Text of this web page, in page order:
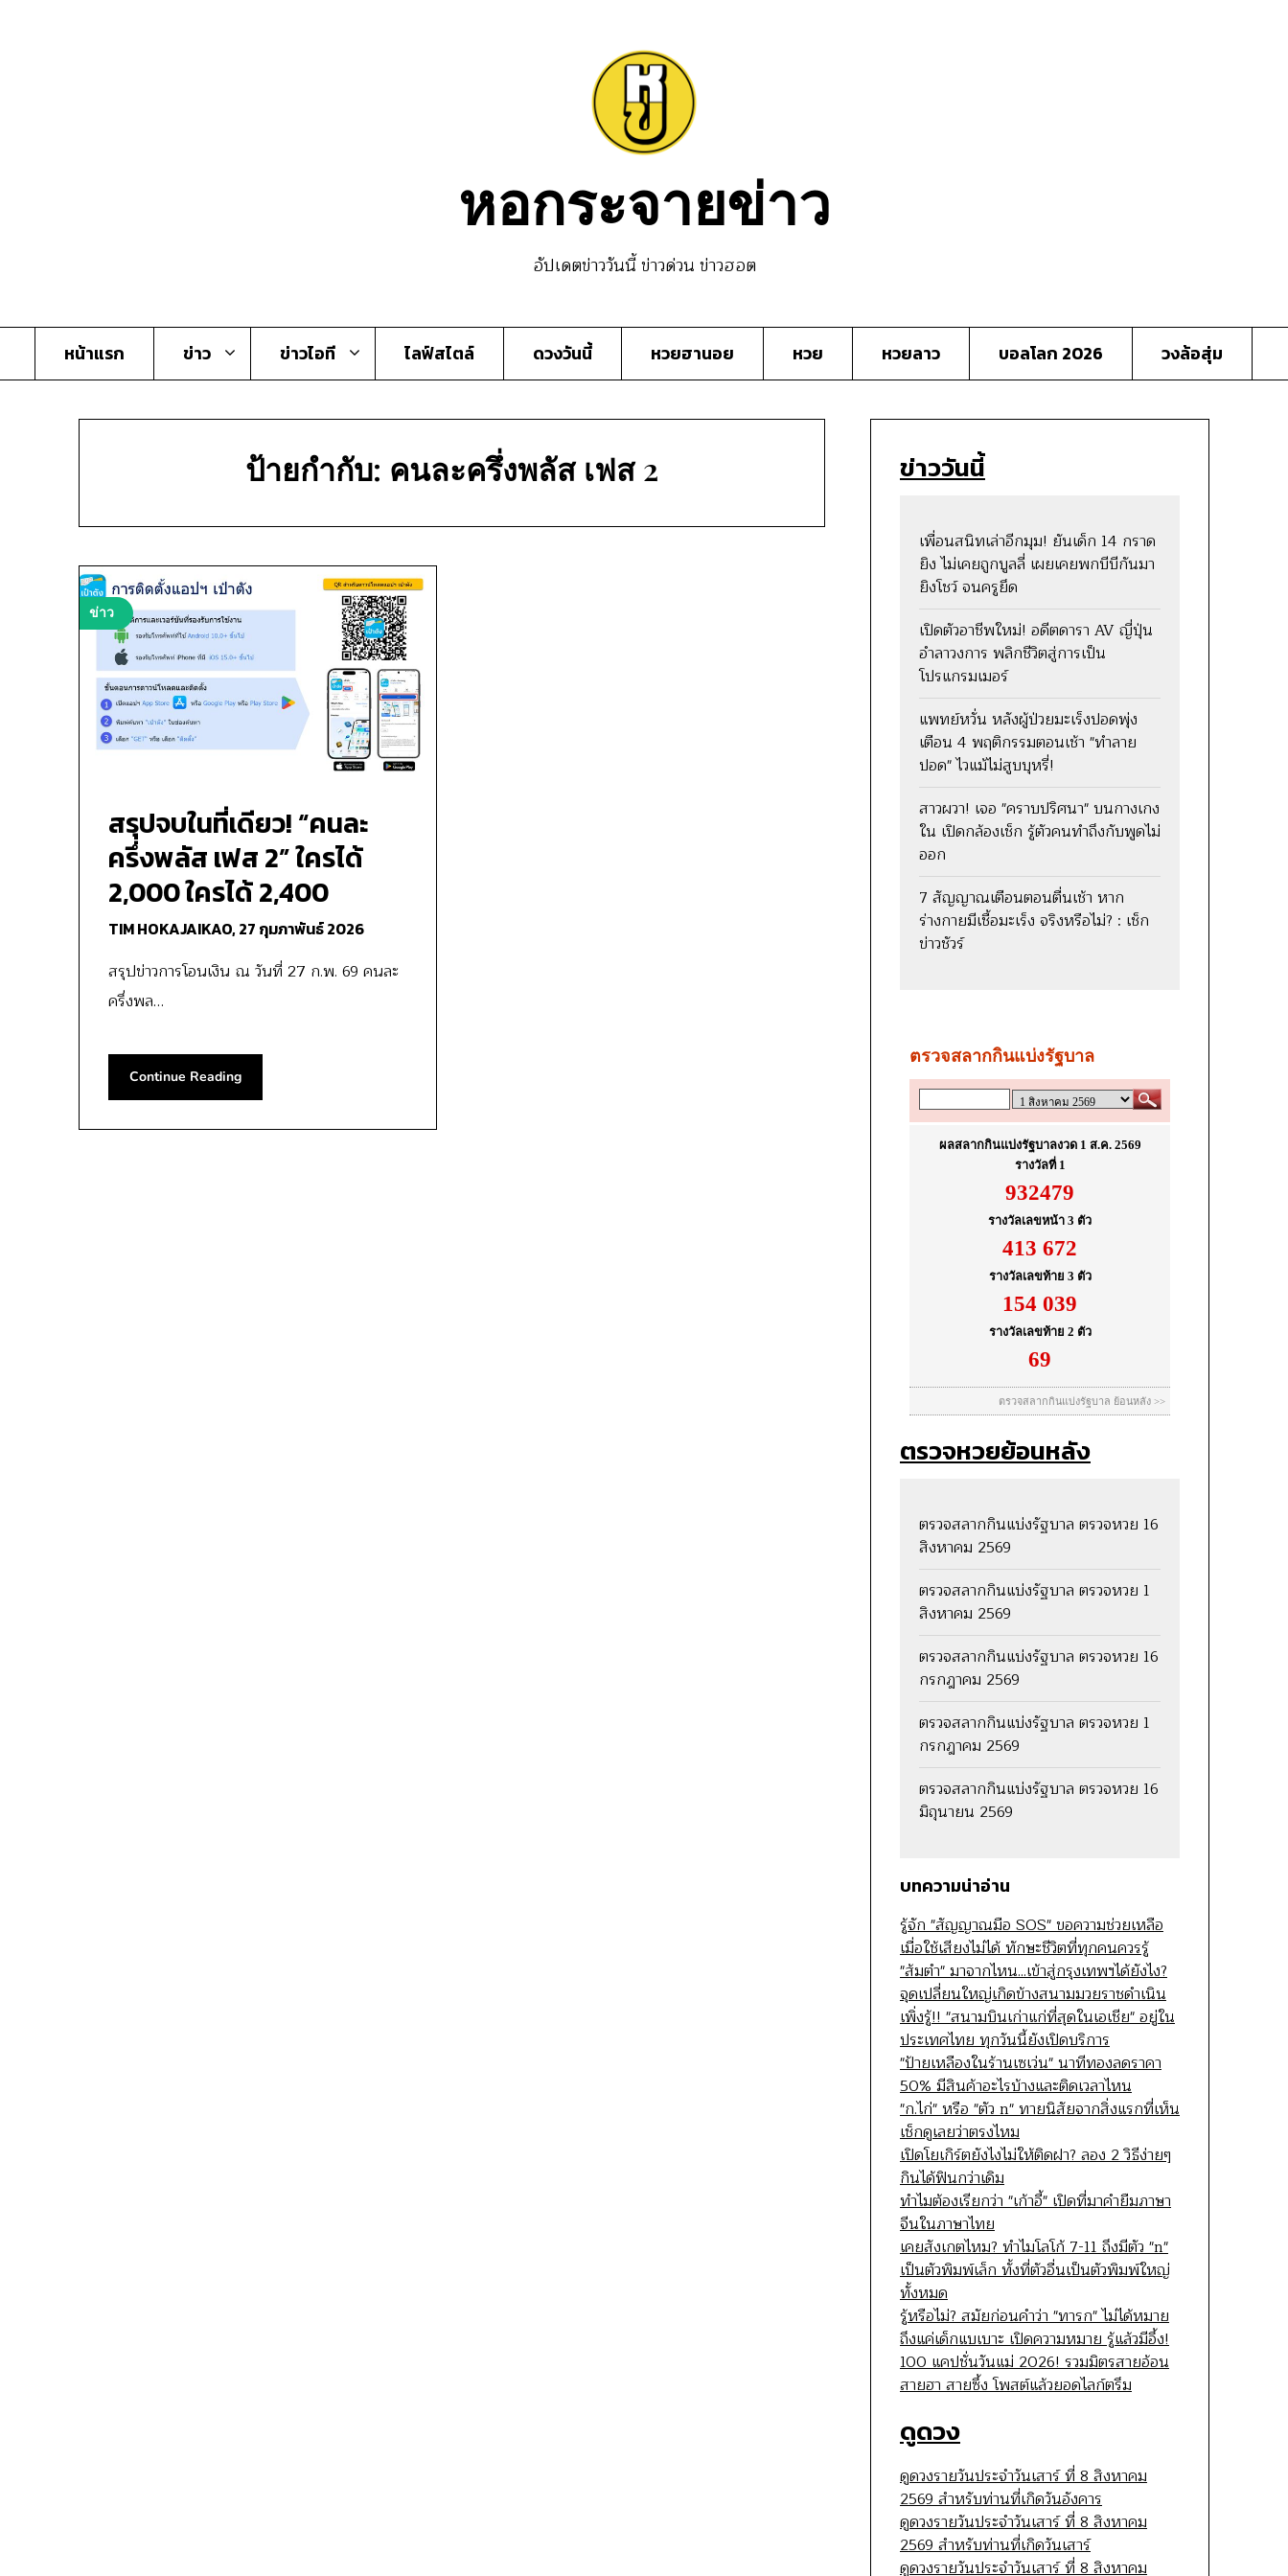
หอกระจายข่าว
อัปเดตข่าววันนี้ ข่าวด่วน ข่าวฮอต
หน้าแรก ข่าว ข่าวไอที ไลฟ์สไตล์ ดวงวันนี้ หวยฮานอย หวย หวยลาว บอลโลก 2026 วงล้อสุ่ม
ป้ายกำกับ: คนละครึ่งพลัส เฟส 2
ข่าว
สรุปจบในที่เดียว! “คนละ
ครึ่งพลัส เฟส 2” ใครได้
2,000 ใครได้ 2,400
TIM HOKAJAIKAO,27 กุมภาพันธ์ 2026
สรุปข่าวการโอนเงิน ณ วันที่ 27 ก.พ. 69 คนละ
ครึ่งพล…
Continue Reading
ข่าววันนี้
เพื่อนสนิทเล่าอีกมุม! ยันเด็ก 14 กราด
ยิง ไม่เคยถูกบูลลี่ เผยเคยพกบีบีกันมา
ยิงโชว์ จนครูยึด
เปิดตัวอาชีพใหม่! อดีตดารา AV ญี่ปุ่น
อำลาวงการ พลิกชีวิตสู่การเป็น
โปรแกรมเมอร์
แพทย์หวั่น หลังผู้ป่วยมะเร็งปอดพุ่ง
เตือน 4 พฤติกรรมตอนเช้า "ทำลาย
ปอด" ไวแม้ไม่สูบบุหรี่!
สาวผวา! เจอ "คราบปริศนา" บนกางเกง
ใน เปิดกล้องเช็ก รู้ตัวคนทำถึงกับพูดไม่
ออก
7 สัญญาณเตือนตอนตื่นเช้า หาก
ร่างกายมีเชื้อมะเร็ง จริงหรือไม่? : เช็ก
ข่าวชัวร์
ตรวจหวยย้อนหลัง
ตรวจสลากกินแบ่งรัฐบาล ตรวจหวย 16
สิงหาคม 2569
ตรวจสลากกินแบ่งรัฐบาล ตรวจหวย 1
สิงหาคม 2569
ตรวจสลากกินแบ่งรัฐบาล ตรวจหวย 16
กรกฎาคม 2569
ตรวจสลากกินแบ่งรัฐบาล ตรวจหวย 1
กรกฎาคม 2569
ตรวจสลากกินแบ่งรัฐบาล ตรวจหวย 16
มิถุนายน 2569
บทความน่าอ่าน
รู้จัก "สัญญาณมือ SOS" ขอความช่วยเหลือ
เมื่อใช้เสียงไม่ได้ ทักษะชีวิตที่ทุกคนควรรู้
"ส้มตำ" มาจากไหน...เข้าสู่กรุงเทพฯได้ยังไง?
จุดเปลี่ยนใหญ่เกิดข้างสนามมวยราชดำเนิน
เพิ่งรู้!! "สนามบินเก่าแก่ที่สุดในเอเชีย" อยู่ใน
ประเทศไทย ทุกวันนี้ยังเปิดบริการ
"ป้ายเหลืองในร้านเซเว่น" นาทีทองลดราคา
50% มีสินค้าอะไรบ้างและติดเวลาไหน
"ก.ไก่" หรือ "ตัว n" ทายนิสัยจากสิ่งแรกที่เห็น
เช็กดูเลยว่าตรงไหม
เปิดโยเกิร์ตยังไงไม่ให้ติดฝา? ลอง 2 วิธีง่ายๆ
กินได้ฟินกว่าเดิม
ทำไมต้องเรียกว่า "เก้าอี้" เปิดที่มาคำยืมภาษา
จีนในภาษาไทย
เคยสังเกตไหม? ทำไมโลโก้ 7-11 ถึงมีตัว "n"
เป็นตัวพิมพ์เล็ก ทั้งที่ตัวอื่นเป็นตัวพิมพ์ใหญ่
ทั้งหมด
รู้หรือไม่? สมัยก่อนคำว่า "ทารก" ไม่ได้หมาย
ถึงแค่เด็กแบเบาะ เปิดความหมาย รู้แล้วมีอึ้ง!
100 แคปชั่นวันแม่ 2026! รวมมิตรสายอ้อน
สายฮา สายซึ้ง โพสต์แล้วยอดไลก์ตรึม
ดูดวง
ดูดวงรายวันประจำวันเสาร์ ที่ 8 สิงหาคม
2569 สำหรับท่านที่เกิดวันอังคาร
ดูดวงรายวันประจำวันเสาร์ ที่ 8 สิงหาคม
2569 สำหรับท่านที่เกิดวันเสาร์
ดูดวงรายวันประจำวันเสาร์ ที่ 8 สิงหาคม